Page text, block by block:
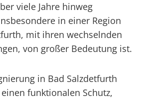
viele Jahre hinweg
in einer Region
mit ihren wechselnden
von großer Bedeutung ist.
in Bad Salzdetfurth
funktionalen Schutz,